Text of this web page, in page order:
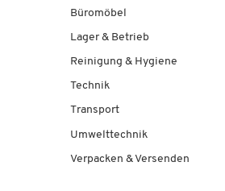
Büromöbel
Lager & Betrieb
Reinigung & Hygiene
Technik
Transport
Umwelttechnik
Verpacken & Versenden